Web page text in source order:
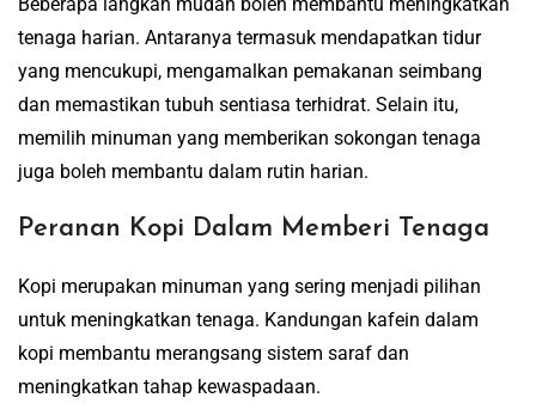
Beberapa langkah mudah boleh membantu meningkatkan
tenaga harian. Antaranya termasuk mendapatkan tidur
yang mencukupi, mengamalkan pemakanan seimbang
dan memastikan tubuh sentiasa terhidrat. Selain itu,
memilih minuman yang memberikan sokongan tenaga
juga boleh membantu dalam rutin harian.
Peranan Kopi Dalam Memberi Tenaga
Kopi merupakan minuman yang sering menjadi pilihan
untuk meningkatkan tenaga. Kandungan kafein dalam
kopi membantu merangsang sistem saraf dan
meningkatkan tahap kewaspadaan.